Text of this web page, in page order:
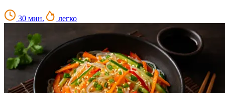
30 мин. легко